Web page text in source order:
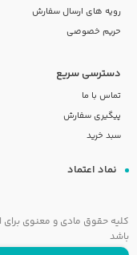
رویه های ارسال سفارش
حریم خصوصی
دسترسی سریع
تماس با ما
پیگیری سفارش
سبد خرید
نماد اعتماد
کلیه حقوق مادی و معنوی
باشد